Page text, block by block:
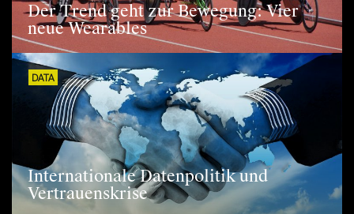
Der Trend geht zur Bewegung: Vier
neue Wearables
DATA
Internationale Datenpolitik und
Vertrauenskrise